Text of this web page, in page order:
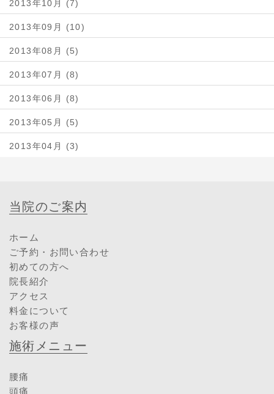
2013年10月 (7)
2013年09月 (10)
2013年08月 (5)
2013年07月 (8)
2013年06月 (8)
2013年05月 (5)
2013年04月 (3)
当院のご案内
ホーム
ご予約・お問い合わせ
初めての方へ
院長紹介
アクセス
料金について
お客様の声
施術メニュー
腰痛
頭痛